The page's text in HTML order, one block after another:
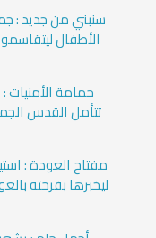
سنبني من جديد :
الأطفال
حمامة
تتأمل القدس
مفتاح العودة :
ليخبرها بفرحته